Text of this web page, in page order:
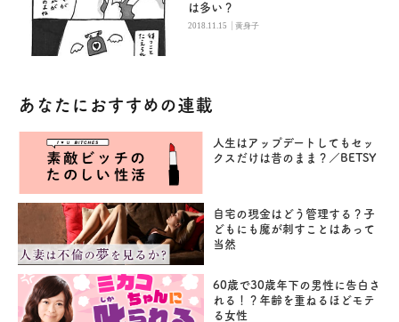
は多い？
2018.11.15 |黄身子
あなたにおすすめの連載
人生はアップデートしてもセッ
クスだけは昔のまま？／BETSY
自宅の現金はどう管理する？子
どもにも魔が刺すことはあって
当然
60歳で30歳年下の男性に告白さ
れる！？年齢を重ねるほどモテ
る女性